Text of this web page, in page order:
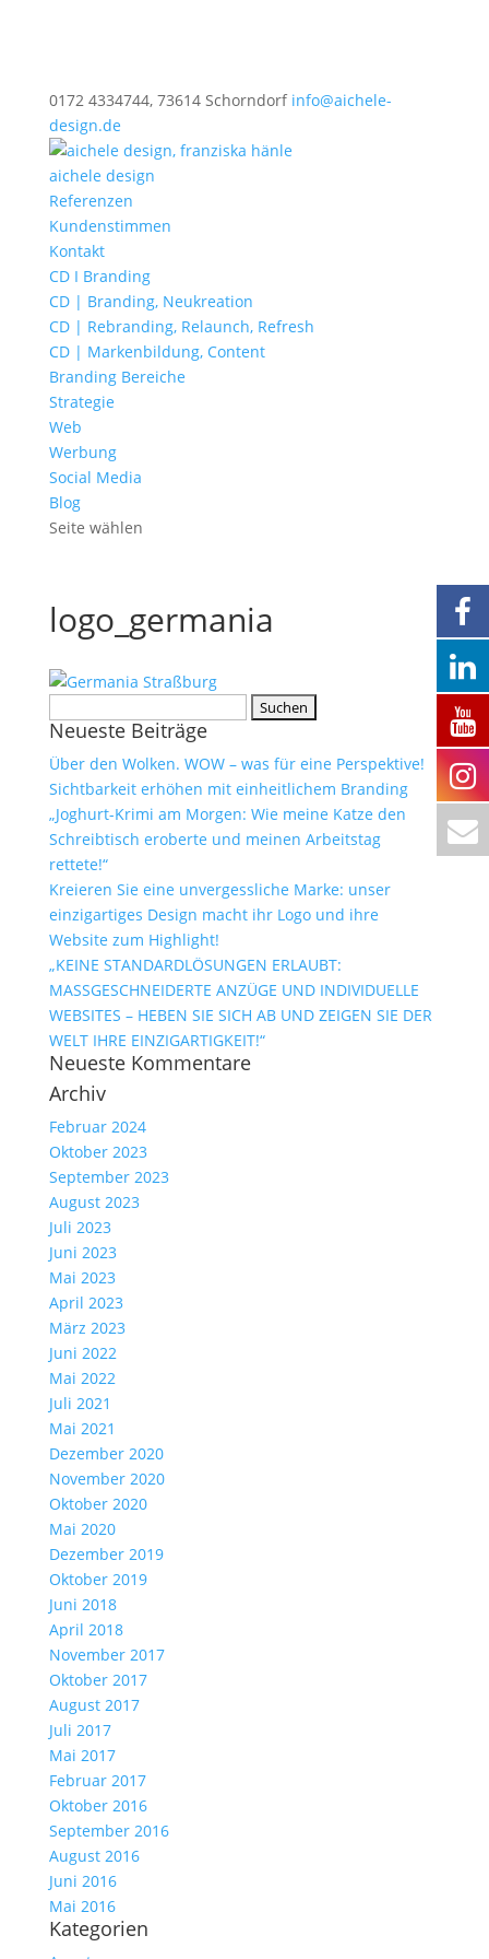
0172 4334744, 73614 Schorndorf info@aichele-
design.de
aichele design
Referenzen
Kundenstimmen
Kontakt
CD I Branding
CD | Branding, Neukreation
CD | Rebranding, Relaunch, Refresh
CD | Markenbildung, Content
Branding Bereiche
Strategie
Web
Werbung
Social Media
Blog
Seite wählen
logo_germania
nach:
Neueste Beiträge
Über den Wolken. WOW – was für eine Perspektive!
Sichtbarkeit erhöhen mit einheitlichem Branding
„Joghurt-Krimi am Morgen: Wie meine Katze den
Schreibtisch eroberte und meinen Arbeitstag
rettete!“
Kreieren Sie eine unvergessliche Marke: unser
einzigartiges Design macht ihr Logo und ihre
Website zum Highlight!
„KEINE STANDARDLÖSUNGEN ERLAUBT:
MASSGESCHNEIDERTE ANZÜGE UND INDIVIDUELLE
WEBSITES – HEBEN SIE SICH AB UND ZEIGEN SIE DER
WELT IHRE EINZIGARTIGKEIT!“
Neueste Kommentare
Archiv
Februar 2024
Oktober 2023
September 2023
August 2023
Juli 2023
Juni 2023
Mai 2023
April 2023
März 2023
Juni 2022
Mai 2022
Juli 2021
Mai 2021
Dezember 2020
November 2020
Oktober 2020
Mai 2020
Dezember 2019
Oktober 2019
Juni 2018
April 2018
November 2017
Oktober 2017
August 2017
Juli 2017
Mai 2017
Februar 2017
Oktober 2016
September 2016
August 2016
Juni 2016
Mai 2016
Kategorien